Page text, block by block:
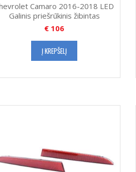
Camaro 2016-2018 LED
Galinis priešrūkinis žibintas
€ 106
Į KREPŠELĮ